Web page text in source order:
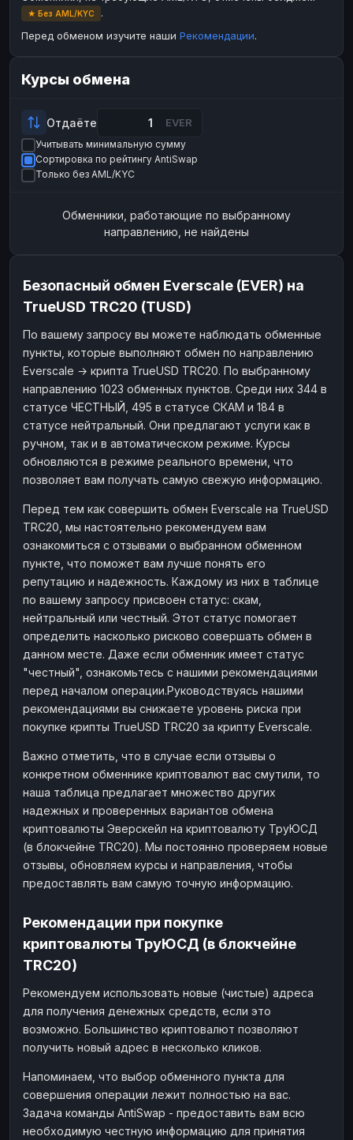
Perfect Money
Payoneer USD
ЮMoney RUB
Payoneer
ЮMoney
БАЛАНСЫ КРИПТОБИРЖ
Binance
RUB СБЕР
ВТБ
ДЕНЕЖНЫЕ ПЕРЕВОДЫ
ЗК USD
USD
ЗК
НАЛИЧНЫЕ ДЕНЬГИ
Наличные
Наличные USD
Наличные
Наличные
Наличные USD
Наличные KZT
★ Без AML/KYC
.
Перед обменом изучите наши Рекомендации.
Курсы обмена
Отдаёте EVER
Учитывать минимальную сумму
Сортировка по рейтингу AntiSwap
Только без AML/KYC
Обменники, работающие по выбранному
направлению, не найдены
Безопасный обмен Everscale (EVER) на
TrueUSD TRC20 (TUSD)
По вашему запросу вы можете наблюдать обменные
пункты, которые выполняют обмен по направлению
Everscale → крипта TrueUSD TRC20. По выбранному
направлению 1023 обменных пунктов. Среди них 344 в
статусе ЧЕСТНЫЙ, 495 в статусе СКАМ и 184 в
статусе нейтральный. Они предлагают услуги как в
ручном, так и в автоматическом режиме. Курсы
обновляются в режиме реального времени, что
позволяет вам получать самую свежую информацию.
Перед тем как совершить обмен Everscale на TrueUSD
TRC20, мы настоятельно рекомендуем вам
ознакомиться с отзывами о выбранном обменном
пункте, что поможет вам лучше понять его
репутацию и надежность. Каждому из них в таблице
по вашему запросу присвоен статус: скам,
нейтральный или честный. Этот статус помогает
определить насколько рисково совершать обмен в
данном месте. Даже если обменник имеет статус
"честный", ознакомьтесь с нашими рекомендациями
перед началом операции.Руководствуясь нашими
рекомендациями вы снижаете уровень риска при
покупке крипты TrueUSD TRC20 за крипту Everscale.
Важно отметить, что в случае если отзывы о
конкретном обменнике криптовалют вас смутили, то
наша таблица предлагает множество других
надежных и проверенных вариантов обмена
криптовалюты Эверскейл на криптовалюту ТруЮСД
(в блокчейне TRC20). Мы постоянно проверяем новые
отзывы, обновляем курсы и направления, чтобы
предоставлять вам самую точную информацию.
Рекомендации при покупке
криптовалюты ТруЮСД (в блокчейне
TRC20)
Рекомендуем использовать новые (чистые) адреса
для получения денежных средств, если это
возможно. Большинство криптовалют позволяют
получить новый адрес в несколько кликов.
Напоминаем, что выбор обменного пункта для
совершения операции лежит полностью на вас.
Задача команды AntiSwap - предоставить вам всю
необходимую честную информацию для принятия